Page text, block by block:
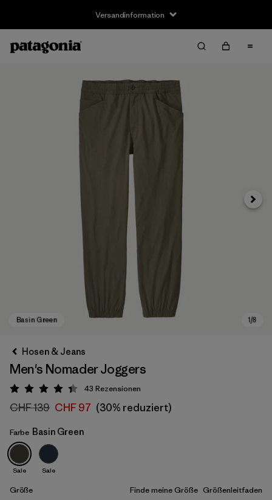
Versandinformation
Basin Green
Hosen & Jeans
Men's Nomader Joggers
Bewertung: 4.4 / 5
43 Rezensionen
CHF 139 CHF 97 (30% reduziert)
Farbe Basin Green
Sale Sale
Größe Finde meine Größe Größenleitfaden